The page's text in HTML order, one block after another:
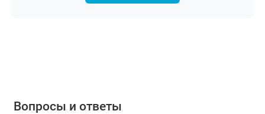
Вопросы и ответы